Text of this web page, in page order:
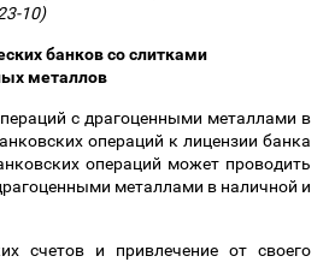
10)
банков со слитками
металлов
с драгоценными металлами в
операций к лицензии банка
операций может проводить
металлами в наличной и
счетов и привлечение от своего